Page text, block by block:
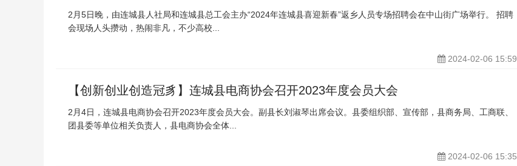
2月5日晚，由连城县人社局和连城县总工会主办“2024年连城县喜迎新春”返乡人员专场招聘会在中山街广场举行。 招聘
会现场人头攒动，热闹非凡，不少高校...
2024-02-06 15:59
【创新创业创造冠豸】连城县电商协会召开2023年度会员大会
2月4日，连城县电商协会召开2023年度会员大会。副县长刘淑琴出席会议。县委组织部、宣传部，县商务局、工商联、
团县委等单位相关负责人，县电商协会全体...
2024-02-06 15:35